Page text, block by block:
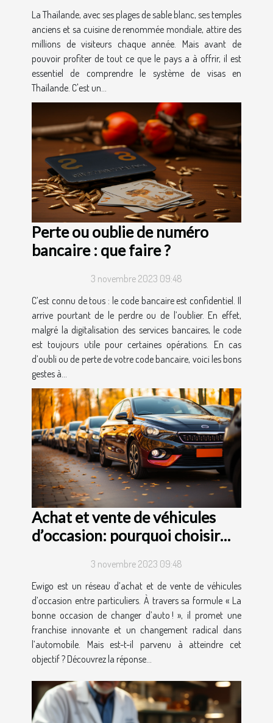
La Thaïlande, avec ses plages de sable blanc, ses temples
anciens et sa cuisine de renommée mondiale, attire des
millions de visiteurs chaque année. Mais avant de
pouvoir profiter de tout ce que le pays a à offrir, il est
essentiel de comprendre le système de visas en
Thaïlande. C'est un...
Perte ou oublie de numéro
bancaire : que faire ?
3 novembre 2023 09:48
C’est connu de tous : le code bancaire est confidentiel. Il
arrive pourtant de le perdre ou de l’oublier. En effet,
malgré la digitalisation des services bancaires, le code
est toujours utile pour certaines opérations. En cas
d’oubli ou de perte de votre code bancaire, voici les bons
gestes à...
Achat et vente de véhicules
d’occasion: pourquoi choisir
3 novembre 2023 09:48
Ewigo est un réseau d’achat et de vente de véhicules
d’occasion entre particuliers. À travers sa formule « La
bonne occasion de changer d’auto ! », il promet une
franchise innovante et un changement radical dans
l’automobile. Mais est-t-il parvenu à atteindre cet
objectif ? Découvrez la réponse...